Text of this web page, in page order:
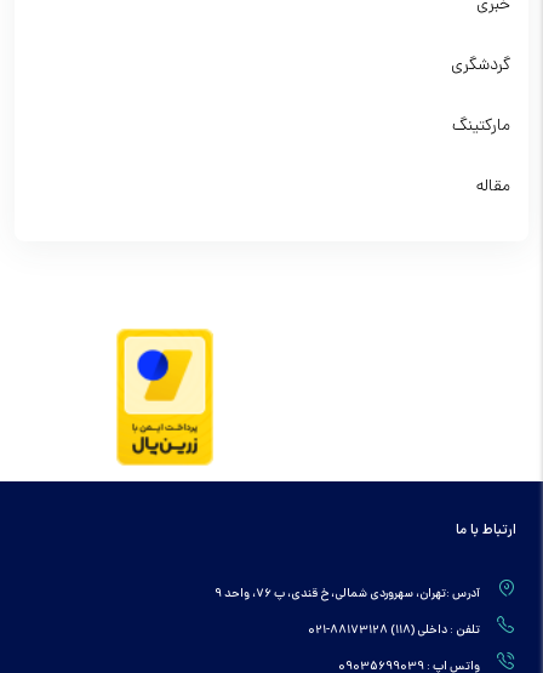
خبری
گردشگری
مارکتینگ
مقاله
ارتباط با ما
آدرس :تهران، سهروردی شمالی، خ قندی، پ 76، واحد 9
تلفن : داخلی (118) 88173128-021
واتس اپ : 09035699039